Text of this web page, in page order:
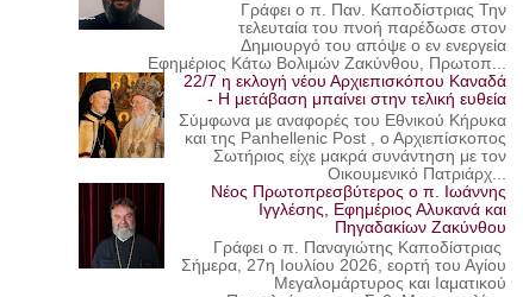
Γράφει ο π. Παν. Καποδίστριας Την
τελευταία του πνοή παρέδωσε στον
Δημιουργό του απόψε ο εν ενεργεία
Εφημέριος Κάτω Βολιμών Ζακύνθου, Πρωτοπ...
22/7 η εκλογή νέου Αρχιεπισκόπου Καναδά
- Η μετάβαση μπαίνει στην τελική ευθεία
Σύμφωνα με αναφορές του Εθνικού Κήρυκα
και της Panhellenic Post , ο Αρχιεπίσκοπος
Σωτήριος είχε μακρά συνάντηση με τον
Οικουμενικό Πατριάρχ...
Νέος Πρωτοπρεσβύτερος ο π. Ιωάννης
Ιγγλέσης, Εφημέριος Αλυκανά και
Πηγαδακίων Ζακύνθου
Γράφει ο π. Παναγιώτης Καποδίστριας
Σήμερα, 27η Ιουλίου 2026, εορτή του Αγίου
Μεγαλομάρτυρος και Ιαματικού